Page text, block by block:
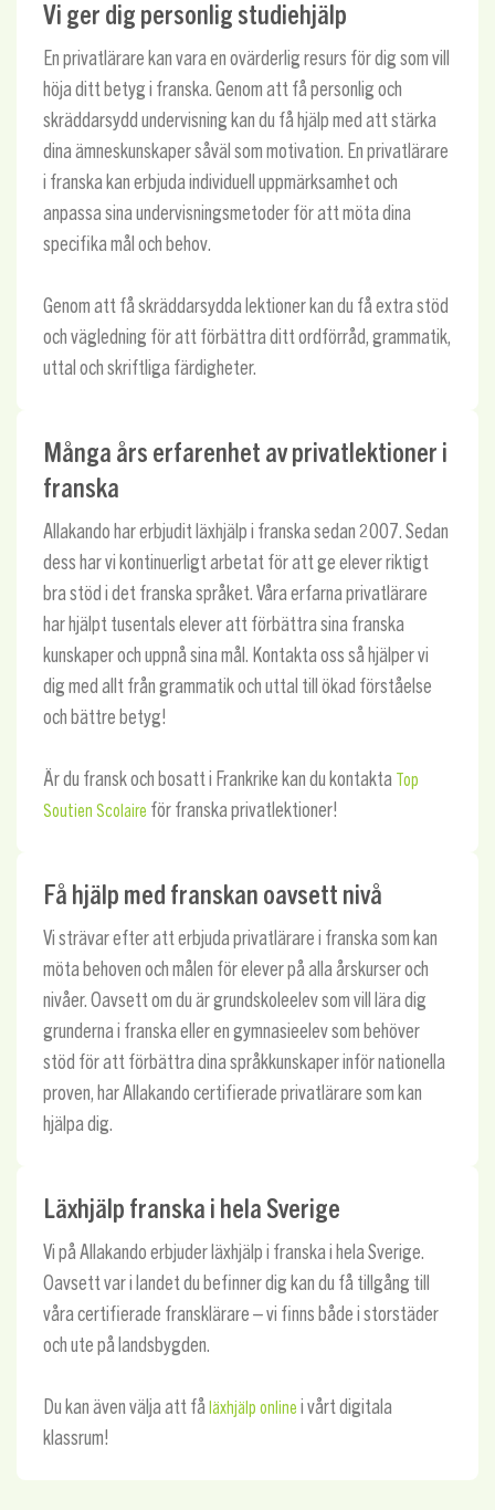
Vi ger dig personlig studiehjälp
En privatlärare kan vara en ovärderlig resurs för dig som vill
höja ditt betyg i franska. Genom att få personlig och
skräddarsydd undervisning kan du få hjälp med att stärka
dina ämneskunskaper såväl som motivation. En privatlärare
i franska kan erbjuda individuell uppmärksamhet och
anpassa sina undervisningsmetoder för att möta dina
specifika mål och behov.
Genom att få skräddarsydda lektioner kan du få extra stöd
och vägledning för att förbättra ditt ordförråd, grammatik,
uttal och skriftliga färdigheter.
Många års erfarenhet av privatlektioner i
franska
Allakando har erbjudit läxhjälp i franska sedan 2007. Sedan
dess har vi kontinuerligt arbetat för att ge elever riktigt
bra stöd i det franska språket. Våra erfarna privatlärare
har hjälpt tusentals elever att förbättra sina franska
kunskaper och uppnå sina mål. Kontakta oss så hjälper vi
dig med allt från grammatik och uttal till ökad förståelse
och bättre betyg!
Är du fransk och bosatt i Frankrike kan du kontakta Top
Soutien Scolaire för franska privatlektioner!
Få hjälp med franskan oavsett nivå
Vi strävar efter att erbjuda privatlärare i franska som kan
möta behoven och målen för elever på alla årskurser och
nivåer. Oavsett om du är grundskoleelev som vill lära dig
grunderna i franska eller en gymnasieelev som behöver
stöd för att förbättra dina språkkunskaper inför nationella
proven, har Allakando certifierade privatlärare som kan
hjälpa dig.
Läxhjälp franska i hela Sverige
Vi på Allakando erbjuder läxhjälp i franska i hela Sverige.
Oavsett var i landet du befinner dig kan du få tillgång till
våra certifierade fransklärare – vi finns både i storstäder
och ute på landsbygden.
Du kan även välja att få läxhjälp online i vårt digitala
klassrum!